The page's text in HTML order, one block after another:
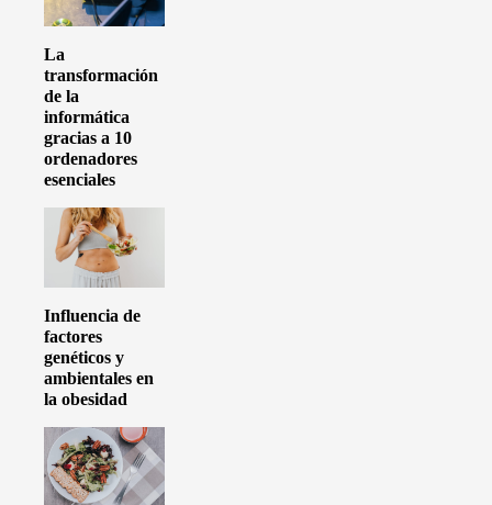
La
transformación
de la
informática
gracias a 10
ordenadores
esenciales
Influencia de
factores
genéticos y
ambientales en
la obesidad